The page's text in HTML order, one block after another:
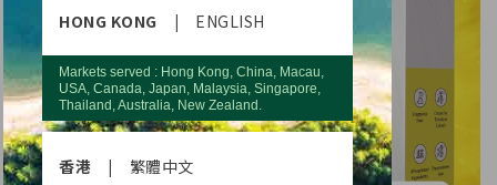
HONG KONG | ENGLISH
Markets served : Hong Kong, China, Macau,
USA, Canada, Japan, Malaysia, Singapore,
Thailand, Australia, New Zealand.
香港 | 繁體中文